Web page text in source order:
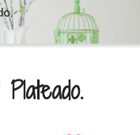
Plateado.